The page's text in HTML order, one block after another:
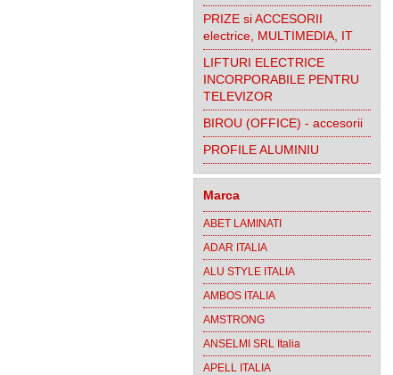
PRIZE si ACCESORII
electrice, MULTIMEDIA, IT
LIFTURI ELECTRICE
INCORPORABILE PENTRU
TELEVIZOR
BIROU (OFFICE) - accesorii
PROFILE ALUMINIU
Marca
ABET LAMINATI
ADAR ITALIA
ALU STYLE ITALIA
AMBOS ITALIA
AMSTRONG
ANSELMI SRL Italia
APELL ITALIA